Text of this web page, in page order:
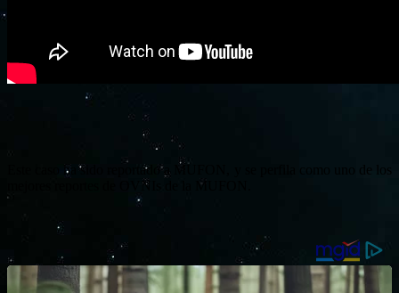
Este caso ha sido reportado a MUFON, y se perfila como uno de los
mejores reportes de OVNIs de la MUFON.